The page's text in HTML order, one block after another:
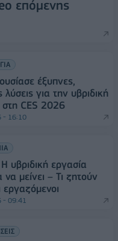
επόμενης
έξυπνες,
λύσεις για την υβριδική
στη CES 2026
- 16:10
υβριδική εργασία
να μείνει – Τι ζητούν
εργαζόμενοι
- 09:41